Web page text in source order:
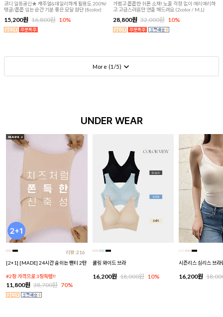
코디 일등공신★ 캐주얼&데일리하게 활용도 200%!
탱글/쫀쫀 입는 순간 기분 좋은 모달 원단 (8color)
15,200원 16,800원 10%
가볍고 쫀쫀한 쉬폰 소재! 노출 걱정 없이 여리여리하
고 고급스러움만 연출 해드려요 (2color / M,L)
28,800원 32,000원 10%
More (1 /5)
UNDER WEAR
리뷰:216
[2+1] [MADE] 24시간 숨쉬는 팬티 2탄
#2장 가격으로 3장득템!!
11,800원 38,700원 70%
쿨링 와이드 브라
16,200원 18,000원 10%
시즌리스 심리스 브라
16,200원